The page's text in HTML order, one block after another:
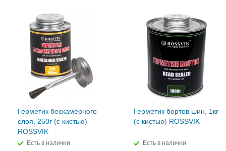
Герметик бескамерного
слоя, 250г (с кистью)
ROSSVIK
Есть в наличии
Герметик бортов шин, 1кг
(с кистью) ROSSVIK
Есть в наличии